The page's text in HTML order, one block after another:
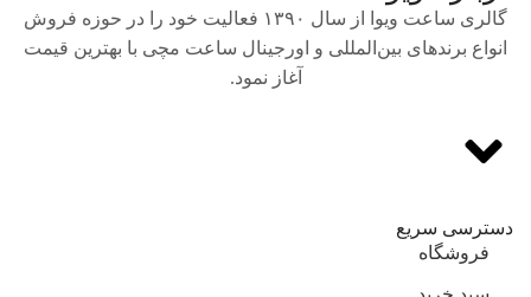
گالری ساعت ویوا از سال ۱۳۹۰ فعالیت خود را در حوزه فروش
انواع برندهای بین‌المللی و اورجینال ساعت مچی با بهترین قیمت
آغاز نمود.
دسترسی سریع
فروشگاه